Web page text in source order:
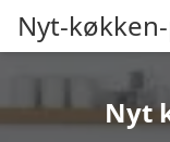
Nyt-
Nyt